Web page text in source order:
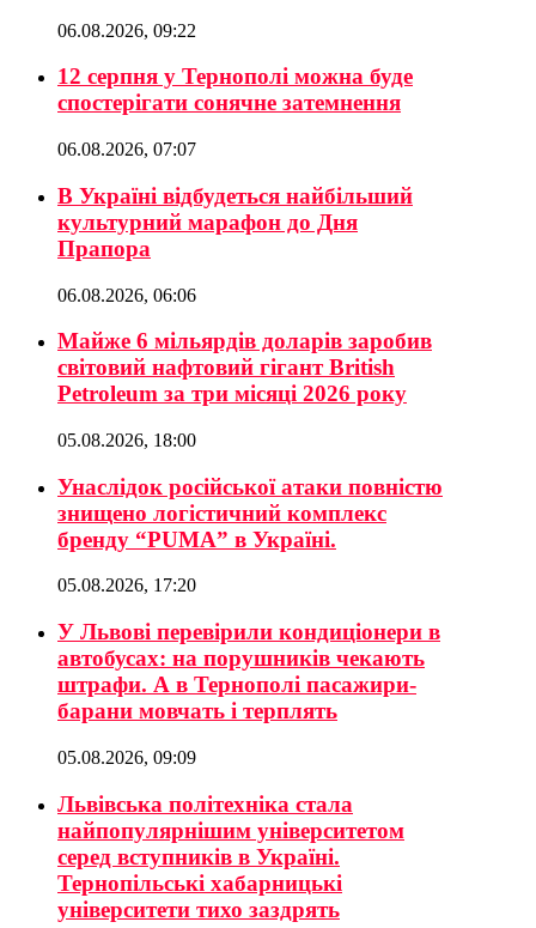
06.08.2026, 09:22
12 серпня у Тернополі можна буде
спостерігати сонячне затемнення
06.08.2026, 07:07
В Україні відбудеться найбільший
культурний марафон до Дня
Прапора
06.08.2026, 06:06
Майже 6 мільярдів доларів заробив
світовий нафтовий гігант British
Petroleum за три місяці 2026 року
05.08.2026, 18:00
Унаслідок російської атаки повністю
знищено логістичний комплекс
бренду “PUMA” в Україні.
05.08.2026, 17:20
У Львові перевірили кондиціонери в
автобусах: на порушників чекають
штрафи. А в Тернополі пасажири-
барани мовчать і терплять
05.08.2026, 09:09
Львівська політехніка стала
найпопулярнішим університетом
серед вступників в Україні.
Тернопільські хабарницькі
університети тихо заздрять